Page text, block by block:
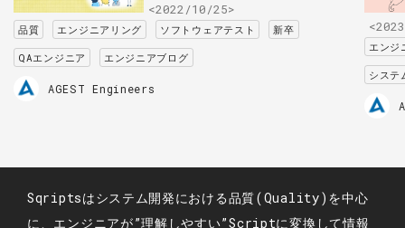
<2022/10/25>
品質 エンジニアリング ソフトウェアテスト 新卒
QAエンジニア エンジニアブログ
AGEST Engineers
エンジ
システ
Sqriptsはシステム開発における品質(Quality)を中心
に、エンジニアが”理解しやすい”Scriptに変換して情報